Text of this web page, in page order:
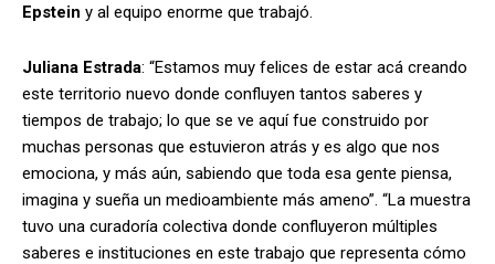
Epstein y al equipo enorme que trabajó.
Juliana Estrada: “Estamos muy felices de estar acá creando
este territorio nuevo donde confluyen tantos saberes y
tiempos de trabajo; lo que se ve aquí fue construido por
muchas personas que estuvieron atrás y es algo que nos
emociona, y más aún, sabiendo que toda esa gente piensa,
imagina y sueña un medioambiente más ameno”. “La muestra
tuvo una curadoría colectiva donde confluyeron múltiples
saberes e instituciones en este trabajo que representa cómo